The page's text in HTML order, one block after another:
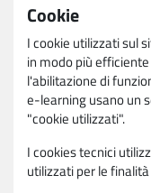
Cookie
I cookie utilizzati sul
in modo più
l'abilitazione di
e-learning usano un
"cookie utilizzati".
I cookies tecnici
utilizzati per le